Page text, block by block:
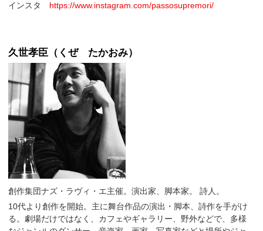
インスタ https://www.instagram.com/passosupremori/
久世孝臣（くぜ たかおみ）
創作集団ナズ・ラヴィ・エ主催。演出家、脚本家。 詩人。
10代より創作を開始。主に舞台作品の演出・脚本、詩作を手がけ
る。劇場だけではなく、カフェやギャラリー、野外などで、多様